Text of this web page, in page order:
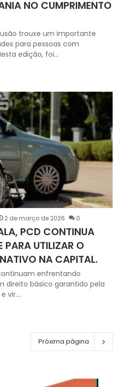
NO CUMPRIMENTO
trouxe um importante
para pessoas com
edição, foi…
2 de março de 2026 0
PCD CONTINUA
PARA UTILIZAR O
NA CAPITAL.
enfrentando
direito básico garantido pela
vir.…
Próxima página